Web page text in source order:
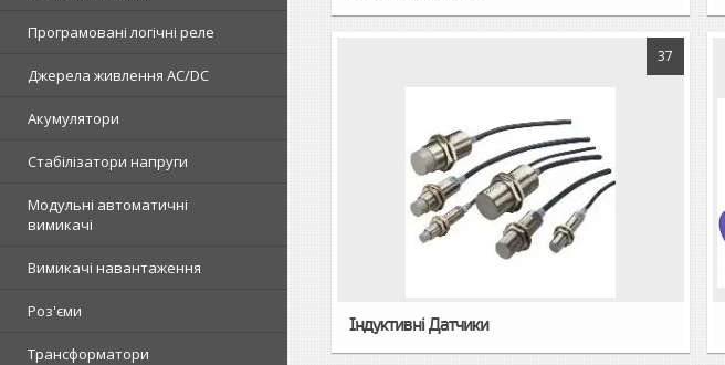
Програмовані логічні реле
Джерела живлення AC/DC
Акумулятори
Стабілізатори напруги
Модульні автоматичні
вимикачі
Вимикачі навантаження
Роз'єми
Трансформатори
37
Індуктивні Датчики